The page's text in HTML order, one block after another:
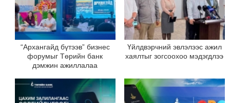
“Архангайд бүтээв” бизнес
форумыг Төрийн банк
дэмжин ажиллалаа
Үйлдвэрчний эвлэлээс ажил
хаялтыг зогсоохоо мэдэгдлээ